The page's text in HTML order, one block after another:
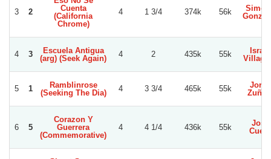
3 2
Cuenta
(California
Chrome)
4 1 3/4 374k 56k
4 3
Escuela Antigua
(arg) (Seek Again)
4 2 435k 55k
Israel
5 1
Ramblinrose
(Seeking The Dia)
4 3 3/4 465k 55k
Jorge
6 5
Corazon Y
Guerrera
(Commemorative)
4 4 1/4 436k 55k
Jose
Cueto